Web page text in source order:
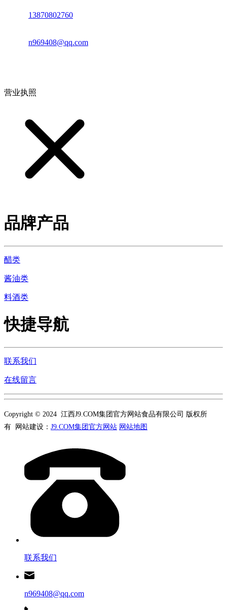
13870802760
n969408@qq.com
营业执照
品牌产品
醋类
酱油类
料酒类
快捷导航
联系我们
在线留言
Copyright © 2024 江西J9.COM集团官方网站食品有限公司 版权所
有 网站建设： J9.COM集团官方网站 网站地图
联系我们
n969408@qq.com